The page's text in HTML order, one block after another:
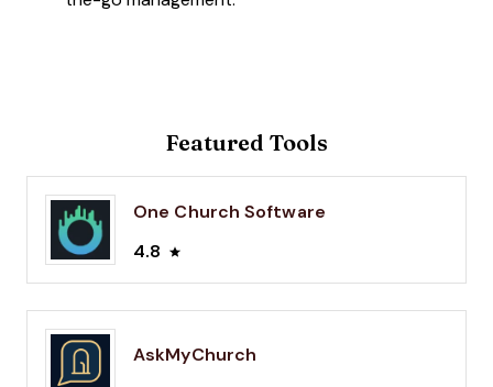
Featured Tools
One Church Software
4.8
AskMyChurch